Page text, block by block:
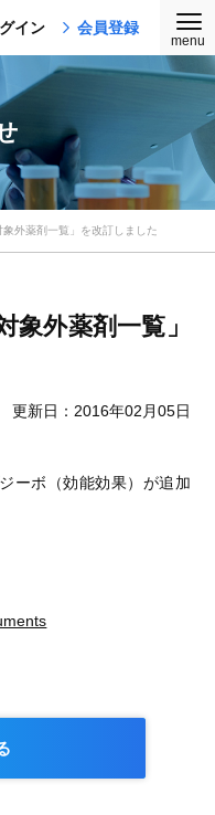
イン 会員登録
象外薬剤一覧」を改訂しました
象外薬剤一覧」
更新日：2016年02月05日
ーボ（効能効果）が追加